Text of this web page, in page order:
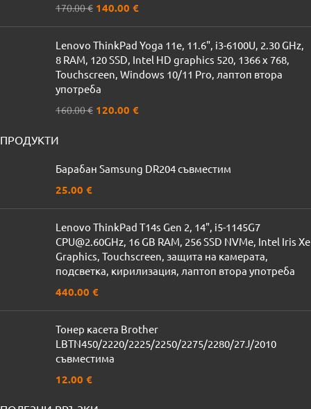
170.00€ 140.00 €
Lenovo ThinkPad Yoga 11e, 11.6", i3-6100U, 2.30 GHz,
8 RAM, 120 SSD, Intel HD graphics 520, 1366 x 768,
Touchscreen, Windows 10/11 Pro, лаптоп втора
употреба
160.00€ 120.00 €
ПРОДУКТИ
Барабан Samsung DR204 съвместим
25.00 €
Lenovo ThinkPad T14s Gen 2, 14", i5-1145G7
CPU@2.60GHz, 16 GB RAM, 256 SSD NVMe, Intel Iris Xe
Graphics, Touchscreen, защита на камерата,
подсветка, кирилизация, лаптоп втора употреба
440.00 €
Тонер касета Brother
LBTN450/2220/2225/2250/2275/2280/27J/2010
съвместима
12.00 €